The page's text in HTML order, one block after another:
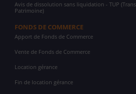
Avis de dissolution sans liquidation - TUP
Patrimoine)
FONDS DE COMMERCE
Apport de Fonds de Commerce
Vente de Fonds de Commerce
Location gérance
Fin de location gérance